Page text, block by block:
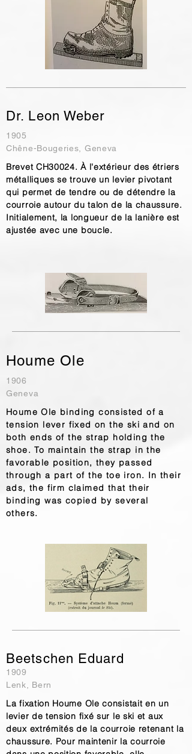
Dr. Leon Weber
1905
Chêne-Bougeries, Geneva
Brevet CH30024. À l'extérieur des étriers
métalliques se trouve un levier pivotant
qui permet de tendre ou de détendre la
courroie autour du talon de la chaussure.
Initialement, la longueur de la lanière est
ajustée avec une boucle.
Houme Ole
1906
Geneva
Houme Ole binding consisted of a
tension lever fixed on the ski and on
both ends of the strap holding the
shoe. To maintain the strap in the
favorable position, they passed
through a part of the toe iron. In their
ads, the firm claimed that their
binding was copied by several
others.
Beetschen Eduard
1909
Lenk, Bern
La fixation Houme Ole consistait en un
levier de tension fixé sur le ski et aux
deux extrémités de la courroie retenant la
chaussure. Pour maintenir la courroie